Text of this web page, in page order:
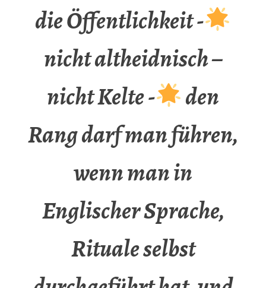
die Öffentlichkeit -
nicht altheidnisch –
nicht Kelte -
den
Rang darf man führen,
wenn man in
Englischer Sprache,
Rituale selbst